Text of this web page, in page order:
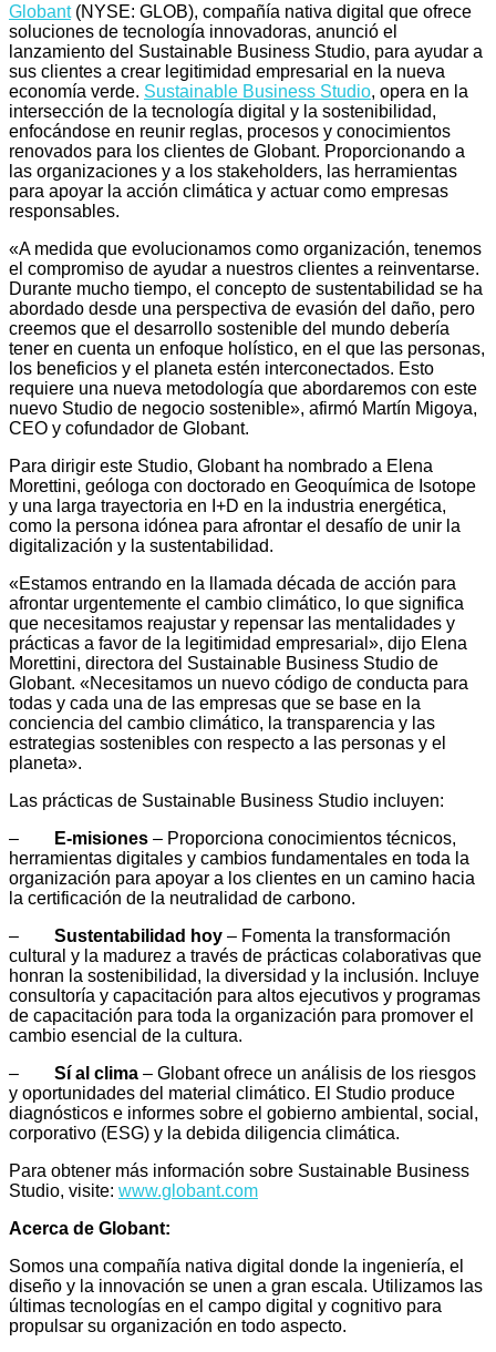
Globant(NYSE: GLOB), compañía nativa digital que ofrece
soluciones de tecnología innovadoras, anunció el
lanzamiento del Sustainable Business Studio, para ayudar a
sus clientes a crear legitimidad empresarial en la nueva
economía verde. Sustainable Business Studio, opera en la
intersección de la tecnología digital y la sostenibilidad,
enfocándose en reunir reglas, procesos y conocimientos
renovados para los clientes de Globant. Proporcionando a
las organizaciones y a los stakeholders, las herramientas
para apoyar la acción climática y actuar como empresas
responsables.
«A medida que evolucionamos como organización, tenemos
el compromiso de ayudar a nuestros clientes a reinventarse.
Durante mucho tiempo, el concepto de sustentabilidad se ha
abordado desde una perspectiva de evasión del daño, pero
creemos que el desarrollo sostenible del mundo debería
tener en cuenta un enfoque holístico, en el que las personas,
los beneficios y el planeta estén interconectados. Esto
requiere una nueva metodología que abordaremos con este
nuevo Studio de negocio sostenible», afirmó Martín Migoya,
CEO y cofundador de Globant.
Para dirigir este Studio, Globant ha nombrado a Elena
Morettini, geóloga con doctorado en Geoquímica de Isotope
y una larga trayectoria en I+D en la industria energética,
como la persona idónea para afrontar el desafío de unir la
digitalización y la sustentabilidad.
«Estamos entrando en la llamada década de acción para
afrontar urgentemente el cambio climático, lo que significa
que necesitamos reajustar y repensar las mentalidades y
prácticas a favor de la legitimidad empresarial», dijo Elena
Morettini, directora del Sustainable Business Studio de
Globant. «Necesitamos un nuevo código de conducta para
todas y cada una de las empresas que se base en la
conciencia del cambio climático, la transparencia y las
estrategias sostenibles con respecto a las personas y el
planeta».
Las prácticas de Sustainable Business Studio incluyen:
–
E-misiones – Proporciona conocimientos técnicos,
herramientas digitales y cambios fundamentales en toda la
organización para apoyar a los clientes en un camino hacia
la certificación de la neutralidad de carbono.
– Sustentabilidad hoy – Fomenta la transformación
cultural y la madurez a través de prácticas colaborativas que
honran la sostenibilidad, la diversidad y la inclusión. Incluye
consultoría y capacitación para altos ejecutivos y programas
de capacitación para toda la organización para promover el
cambio esencial de la cultura.
– Sí al clima – Globant ofrece un análisis de los riesgos
y oportunidades del material climático. El Studio produce
diagnósticos e informes sobre el gobierno ambiental, social,
corporativo (ESG) y la debida diligencia climática.
Para obtener más información sobre Sustainable Business
Studio, visite: www.globant.com
Acerca de Globant:
Somos una compañía nativa digital donde la ingeniería, el
diseño y la innovación se unen a gran escala. Utilizamos las
últimas tecnologías en el campo digital y cognitivo para
propulsar su organización en todo aspecto.